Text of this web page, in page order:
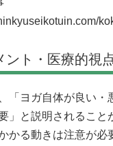
ント・医療的視
「ヨガ自体が良い・
」と説明されること
かる動きは注意が必